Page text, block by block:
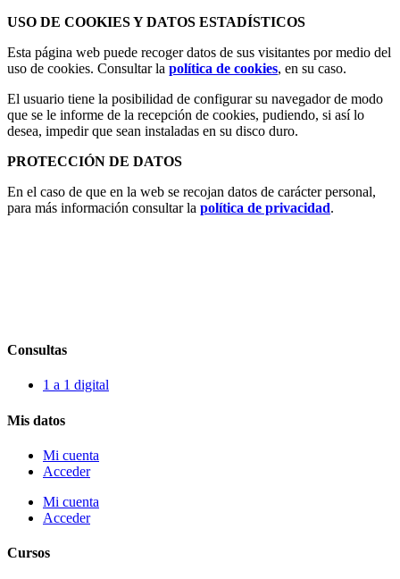
USO DE COOKIES Y DATOS ESTADÍSTICOS
Esta página web puede recoger datos de sus visitantes por medio del
uso de cookies. Consultar la política de cookies, en su caso.
El usuario tiene la posibilidad de configurar su navegador de modo
que se le informe de la recepción de cookies, pudiendo, si así lo
desea, impedir que sean instaladas en su disco duro.
PROTECCIÓN DE DATOS
En el caso de que en la web se recojan datos de carácter personal,
para más información consultar la política de privacidad.
Consultas
1 a 1 digital
Mis datos
Mi cuenta
Acceder
Mi cuenta
Acceder
Cursos